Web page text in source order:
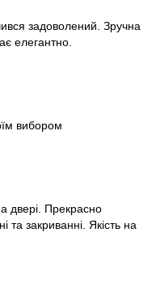
задоволений. Зручна
елегантно.
вибором
двері. Прекрасно
та закриванні. Якість на